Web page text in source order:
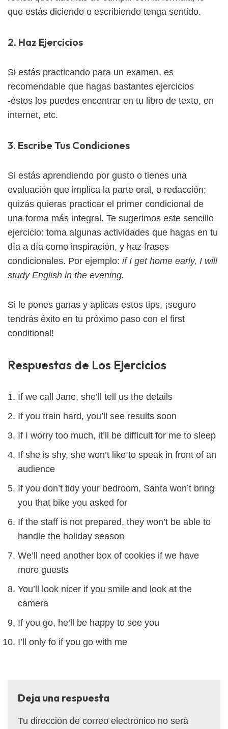
que estás diciendo o escribiendo tenga sentido.
2. Haz Ejercicios
Si estás practicando para un examen, es
recomendable que hagas bastantes ejercicios
-éstos los puedes encontrar en tu libro de texto, en
internet, etc.
3. Escribe Tus Condiciones
Si estás aprendiendo por gusto o tienes una
evaluación que implica la parte oral, o redacción;
quizás quieras practicar el primer condicional de
una forma más integral. Te sugerimos este sencillo
ejercicio: toma algunas actividades que hagas en tu
día a día como inspiración, y haz frases
condicionales. Por ejemplo: if I get home early, I will
study English in the evening.
Si le pones ganas y aplicas estos tips, ¡seguro
tendrás éxito en tu próximo paso con el first
conditional!
Respuestas de Los Ejercicios
If we call Jane, she’ll tell us the details
If you train hard, you’ll see results soon
If I worry too much, it’ll be difficult for me to sleep
If she is shy, she won’t like to speak in front of an
audience
If you don’t tidy your bedroom, Santa won’t bring
you that bike you asked for
If the staff is not prepared, they won’t be able to
handle the holiday season
We’ll need another box of cookies if we have
more guests
You’ll look nicer if you smile and look at the
camera
If you go, he’ll be happy to see you
I’ll only fo if you go with me
Deja una respuesta
Tu dirección de correo electrónico no será